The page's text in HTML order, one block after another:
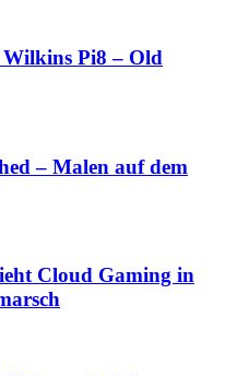
Pi8 – Old
– Malen auf dem
Cloud Gaming in